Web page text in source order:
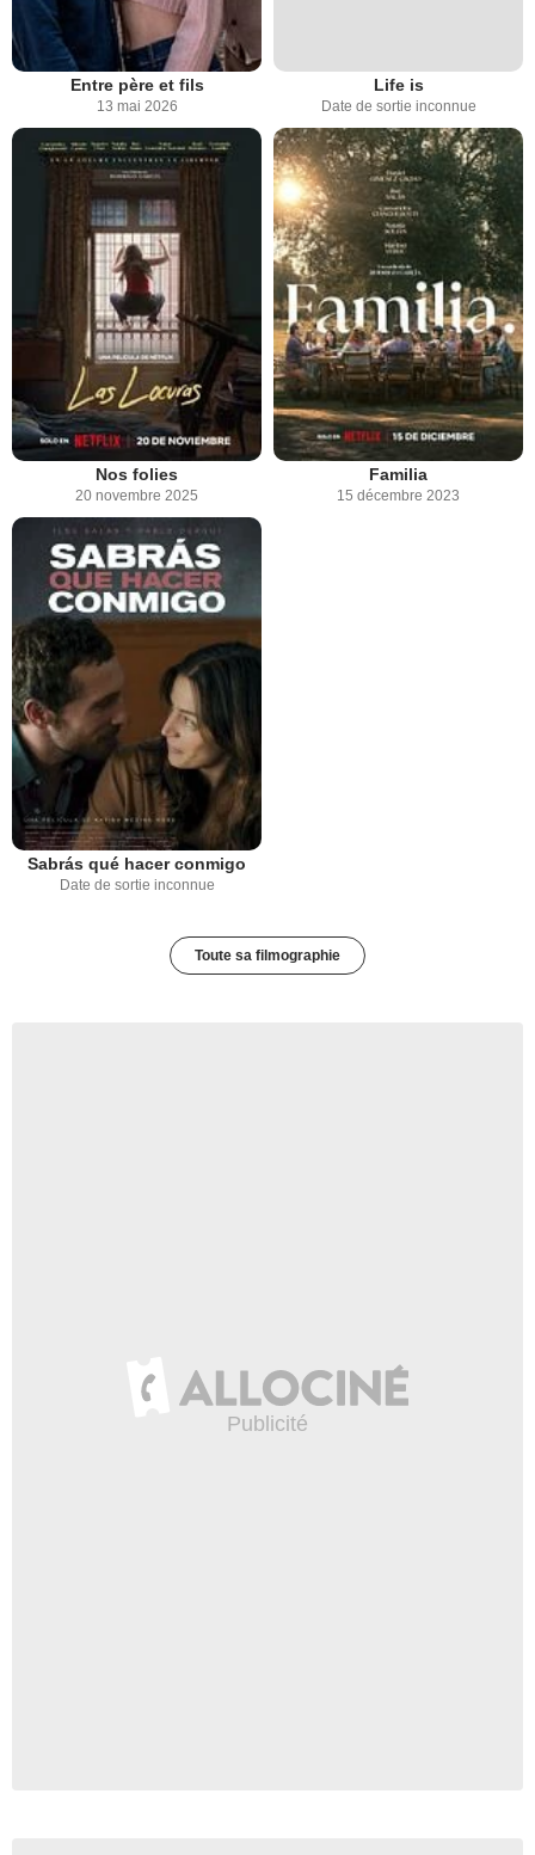
Entre père et fils
13 mai 2026
Life is
Date de sortie inconnue
Nos folies
20 novembre 2025
Familia
15 décembre 2023
Sabrás qué hacer conmigo
Date de sortie inconnue
Toute sa filmographie